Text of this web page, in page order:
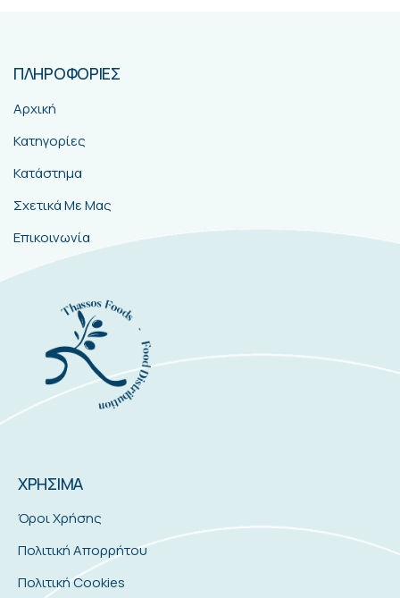
ΠΛΗΡΟΦΟΡΙΕΣ
Αρχική
Κατηγορίες
Κατάστημα
Σχετικά Με Μας
Επικοινωνία
ΧΡΗΣΙΜΑ
Όροι Χρήσης
Πολιτική Απορρήτου
Πολιτική Cookies